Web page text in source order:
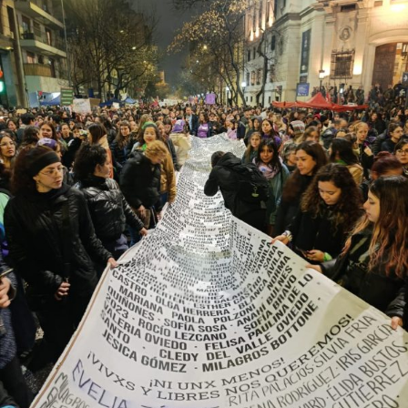
trans (travestis, transexuales y transgéneros) y otras
identidades disidentes. Según el informe anual del
Observatorio Nacional de Crímenes de Odio LGBT+, fue
el año más violento desde la creación de este organismo,
con un crecimiento de más del 60% respecto de 2024,
cuando se habían registrado 140 casos. Se trata, dice el
relevamiento, de un aumento “abrupto, excepcional y
cualitativamente distinto a la progresión observada en
los años anteriores”.
La violencia por odio hacia el colectivo LGBT+ se
intensificó en un contexto de desmantelamiento de
políticas públicas, vaciamiento de organismos de
protección, paralización de la agenda legislativa en
materia de derechos y consolidación de discursos
fascistas que estigmatizan a la diversidad.
Para María Rachid, titular del Instituto contra la
Discriminación de la Ciudad de Buenos Aires e